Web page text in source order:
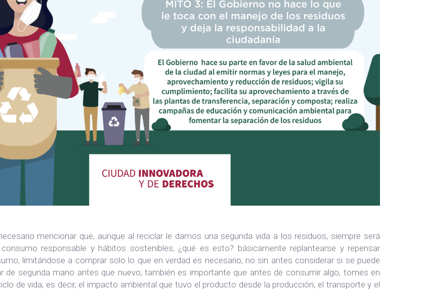
mencionar que, aunque al reciclar le damos una segunda vida a los residuos, siempre será
responsable y hábitos sostenibles, ¿qué es esto? básicamente replantearse y repensar
limitándose a comprar solo lo que en verdad es necesario, no sin antes considerar si se puede
de segunda mano antes que nuevo; también es importante que antes de consumir algo, tomes en
de vida, es decir, el impacto ambiental que tuvo el producto desde la producción, el transporte y el